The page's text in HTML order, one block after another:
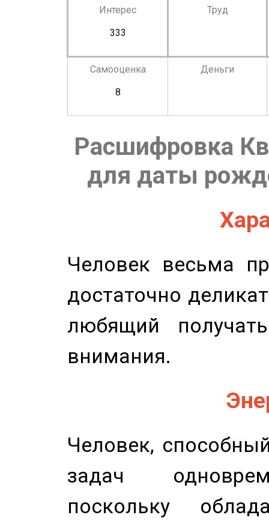
Интерес
333
Труд
Самооценка
8
Деньги
Расшифровка
для даты
Человек весьма
достаточно
любящий
внимания.
Человек,
задач
поскольку